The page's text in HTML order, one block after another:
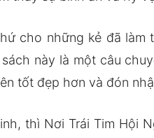
cho những kẻ đã làm
này là một câu
tốt đẹp hơn và đón
thì Nơi Trái Tim Hội